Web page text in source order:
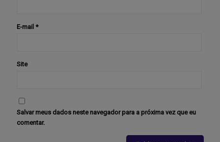
E-mail *
Site
Salvar meus dados neste navegador para a próxima vez que eu
comentar.